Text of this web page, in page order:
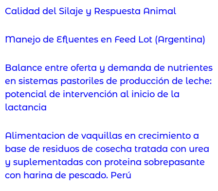
Calidad del Silaje y Respuesta Animal
Manejo de Efluentes en Feed Lot (Argentina)
Balance entre oferta y demanda de nutrientes
en sistemas pastoriles de producción de leche:
potencial de intervención al inicio de la
lactancia
Alimentacion de vaquillas en crecimiento a
base de residuos de cosecha tratada con urea
y suplementadas con proteina sobrepasante
con harina de pescado. Perú